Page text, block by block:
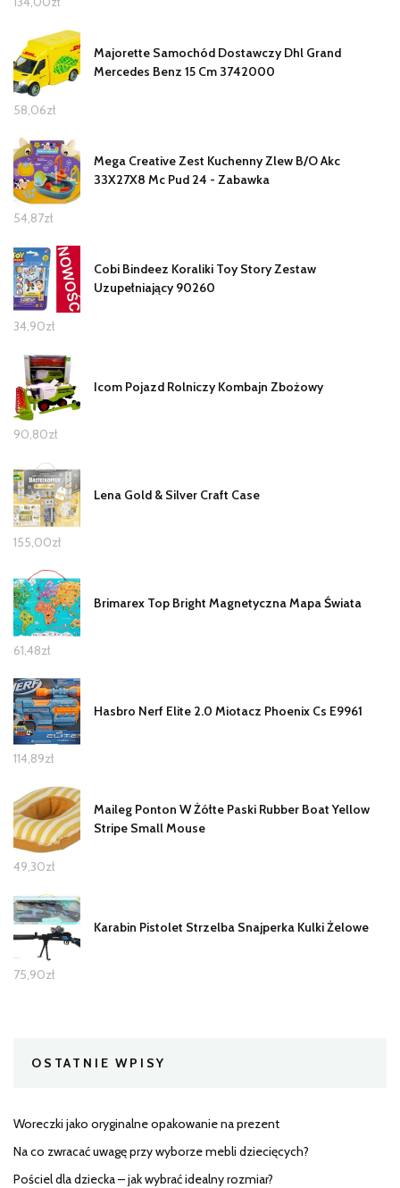
Majorette Samochód Dostawczy Dhl Grand
Mercedes Benz 15 Cm 3742000
58,06zł
Mega Creative Zest Kuchenny Zlew B/O Akc
33X27X8 Mc Pud 24 - Zabawka
54,87zł
Cobi Bindeez Koraliki Toy Story Zestaw
Uzupełniający 90260
34,90zł
Icom Pojazd Rolniczy Kombajn Zbożowy
90,80zł
Lena Gold & Silver Craft Case
155,00zł
Brimarex Top Bright Magnetyczna Mapa Świata
61,48zł
Hasbro Nerf Elite 2.0 Miotacz Phoenix Cs E9961
114,89zł
Maileg Ponton W Żółte Paski Rubber Boat Yellow
Stripe Small Mouse
49,30zł
Karabin Pistolet Strzelba Snajperka Kulki Żelowe
75,90zł
OSTATNIE WPISY
Woreczki jako oryginalne opakowanie na prezent
Na co zwracać uwagę przy wyborze mebli dziecięcych?
Pościel dla dziecka – jak wybrać idealny rozmiar?